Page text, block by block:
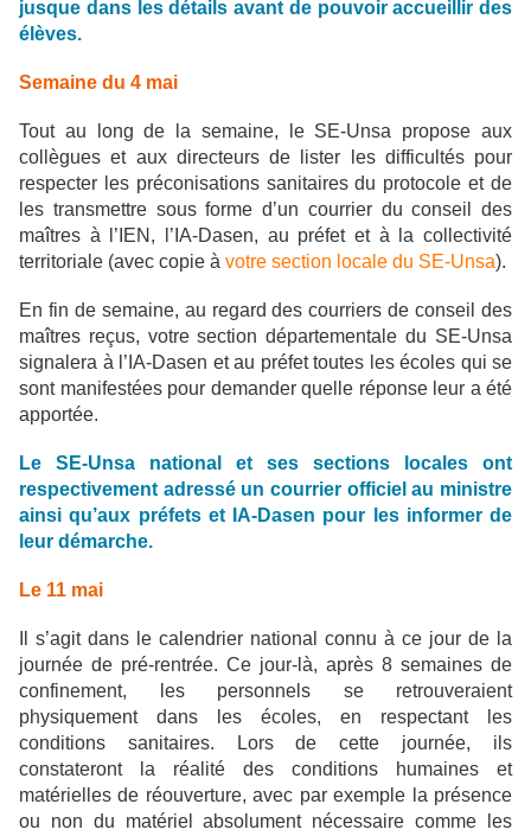
jusque dans les détails avant de pouvoir accueillir des
élèves.
Semaine du 4 mai
Tout au long de la semaine, le SE-Unsa propose aux
collègues et aux directeurs de lister les difficultés pour
respecter les préconisations sanitaires du protocole et de
les transmettre sous forme d’un courrier du conseil des
maîtres à l’IEN, l’IA-Dasen, au préfet et à la collectivité
territoriale (avec copie à votre section locale du SE-Unsa).
En fin de semaine, au regard des courriers de conseil des
maîtres reçus, votre section départementale du SE-Unsa
signalera à l’IA-Dasen et au préfet toutes les écoles qui se
sont manifestées pour demander quelle réponse leur a été
apportée.
Le SE-Unsa national et ses sections locales ont
respectivement adressé un courrier officiel au ministre
ainsi qu’aux préfets et IA-Dasen pour les informer de
leur démarche.
Le 11 mai
Il s’agit dans le calendrier national connu à ce jour de la
journée de pré-rentrée. Ce jour-là, après 8 semaines de
confinement, les personnels se retrouveraient
physiquement dans les écoles, en respectant les
conditions sanitaires. Lors de cette journée, ils
constateront la réalité des conditions humaines et
matérielles de réouverture, avec par exemple la présence
ou non du matériel absolument nécessaire comme les